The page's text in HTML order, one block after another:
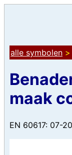
alle symbolen >
maak
EN 60617: 07-